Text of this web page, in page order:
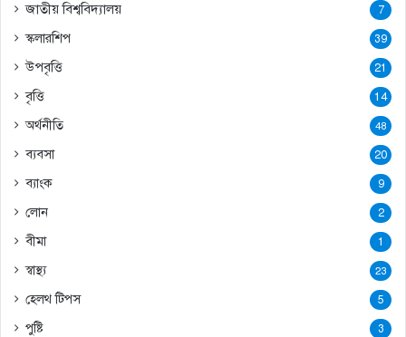
জাতীয় বিশ্ববিদ্যালয় 7
স্কলারশিপ 39
উপবৃত্তি 21
বৃত্তি 14
অর্থনীতি 48
ব্যবসা 20
ব্যাংক 9
লোন 2
বীমা 1
স্বাস্থ্য 23
হেলথ টিপস 5
পুষ্টি 3